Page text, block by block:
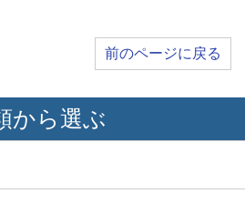
前のページに戻る
から選ぶ